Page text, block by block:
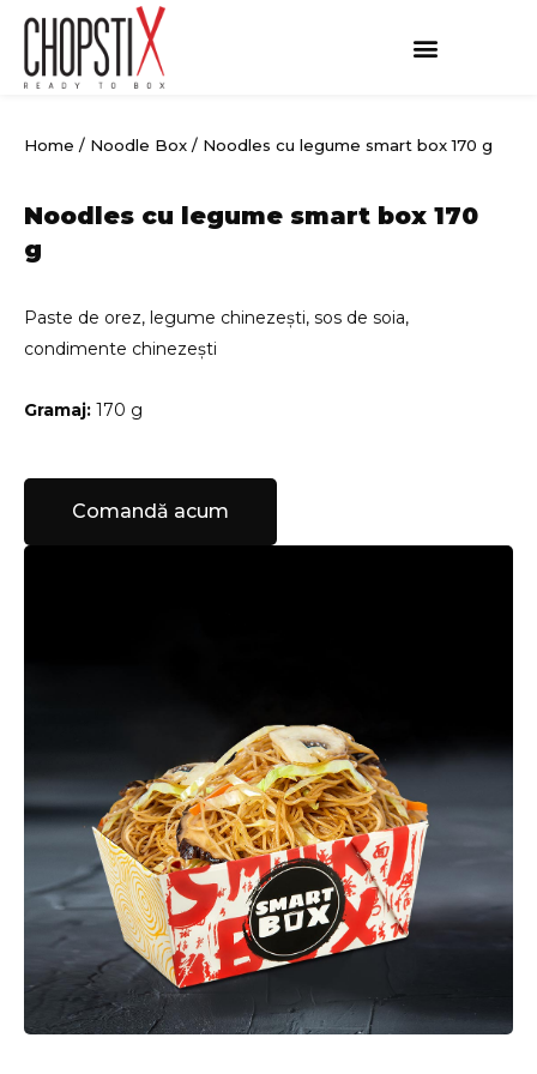
Skip
content
Home / Noodle Box / Noodles cu legume smart box 170 g
Noodles cu legume smart box 170
g
Paste de orez, legume chinezești, sos de soia,
condimente chinezești
Gramaj: 170 g
Comandă acum